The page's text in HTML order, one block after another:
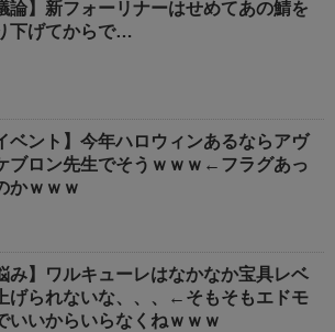
論】新フォーリナーはせめてあの鯖を
下げてからで…
ベント】今年ハロウィンあるならアヴ
ブロン先生でそうｗｗｗ←フラグあっ
かｗｗｗ
み】ワルキューレはなかなか宝具レベ
げられないな、、、←そもそもエドモ
いいからいらなくねｗｗｗ